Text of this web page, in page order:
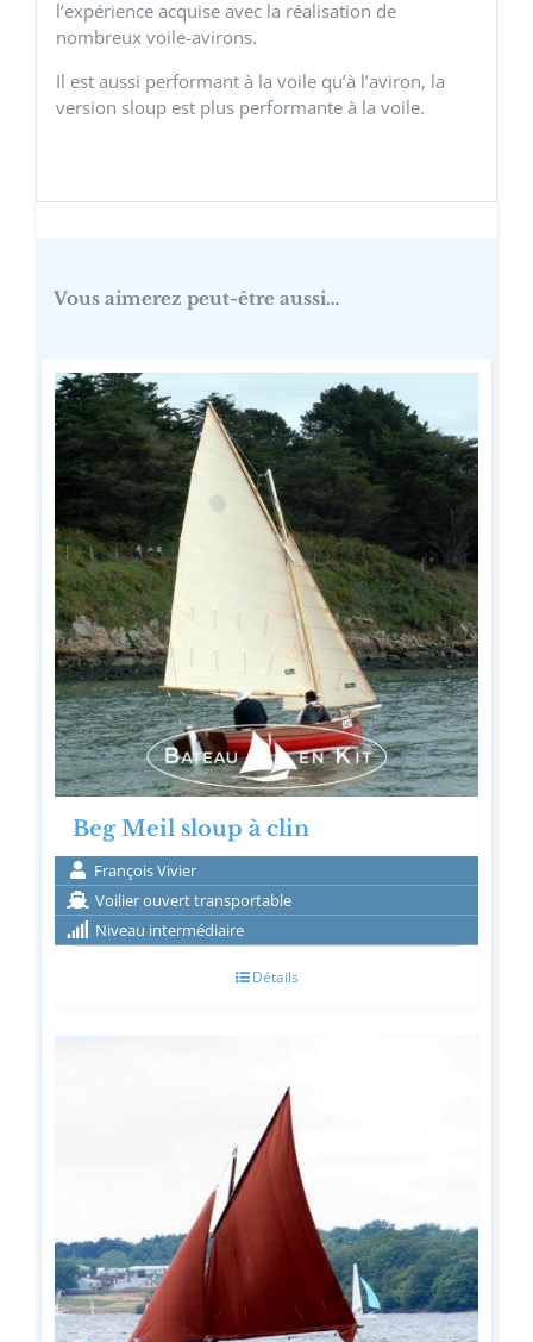
l’expérience acquise avec la réalisation de
nombreux voile-avirons.
Il est aussi performant à la voile qu’à l’aviron, la
version sloup est plus performante à la voile.
Vous aimerez peut-être aussi…
Beg Meil sloup à clin
François Vivier
Voilier ouvert transportable
Niveau intermédiaire
Détails